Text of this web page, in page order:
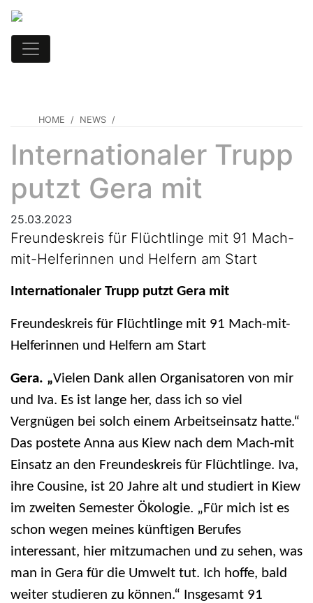
HOME NEWS
Internationaler Trupp
putzt Gera mit
25.03.2023
Freundeskreis für Flüchtlinge mit 91 Mach-
mit-Helferinnen und Helfern am Start
Internationaler Trupp putzt Gera mit
Freundeskreis für Flüchtlinge mit 91 Mach-mit-
Helferinnen und Helfern am Start
Gera. „Vielen Dank allen Organisatoren von mir
und Iva. Es ist lange her, dass ich so viel
Vergnügen bei solch einem Arbeitseinsatz hatte.“
Das postete Anna aus Kiew nach dem Mach-mit
Einsatz an den Freundeskreis für Flüchtlinge. Iva,
ihre Cousine, ist 20 Jahre alt und studiert in Kiew
im zweiten Semester Ökologie. „Für mich ist es
schon wegen meines künftigen Berufes
interessant, hier mitzumachen und zu sehen, was
man in Gera für die Umwelt tut. Ich hoffe, bald
weiter studieren zu können.“ Insgesamt 91